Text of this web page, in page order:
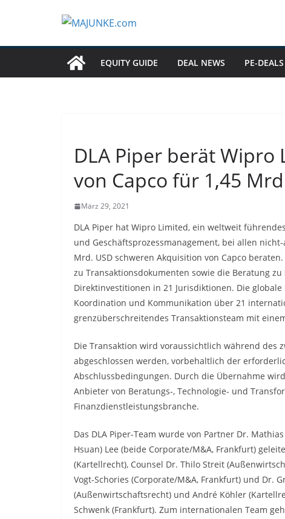
EQUITY GUIDE DEAL NEWS PE-
DLA Piper berät
von Capco für 1,45
März 29, 2021
DLA Piper hat Wipro Limited, ein weltweit
und Geschäftsprozessmanagement, bei allen
Mrd. USD schweren Akquisition von Capco
zu Transaktionsdokumenten sowie die Beratung
Direktinvestitionen in 21 Jurisdiktionen. Die
Koordination und Kommunikation über 21
grenzüberschreitendes Transaktionsteam mit
Die Transaktion wird voraussichtlich während des
abgeschlossen werden, vorbehaltlich der
Abschlussbedingungen. Durch die Übernahme
Anbieter von Beratungs-, Technologie- und
Finanzdienstleistungsbranche.
Das DLA Piper-Team wurde von Partner Dr.
Hsuan) Lee (beide Corporate/M&A, Frankfurt)
(Kartellrecht), Counsel Dr. Thilo Streit
Vogt-Schories (Corporate/M&A, Frankfurt) und Dr.
(Außenwirtschaftsrecht) und André Köhler
Schwenk (Frankfurt). Zum internationalen Team